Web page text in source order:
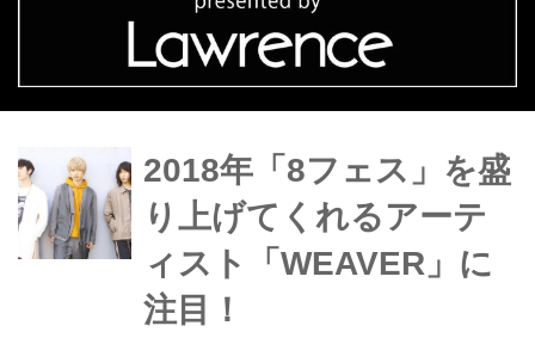
2018年「8フェス」を盛
り上げてくれるアーテ
ィスト「WEAVER」に
注目！